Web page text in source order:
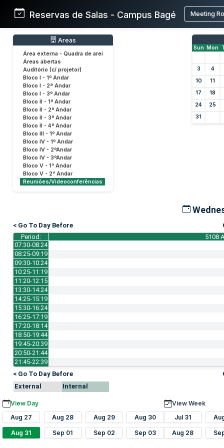
Reservas de Salas - Campus Bagé Meeting
Areas
Área externa - Quadra de arei
Áreas abertas
Auditório (c/ projetor)
Bloco I - 1º Andar
Bloco I - 2ª Andar
Bloco I - 3º Andar
Bloco II - 1º Andar
Bloco II - 2º Andar
Bloco II - 3º Andar
Bloco II - 4º Andar
Bloco III - 1º Andar
Bloco IV - 1º Andar
Bloco IV - 2ºAndar
Bloco IV - 3ºAndar
Bloco V - 1° Andar
Bloco V - 2° Andar
Reuniões/Videoconferências
Sun Mon
3
4
10
11
17
18
24
25
31
< Go To Day Before
Period:
5108
07:30-08:24
08:25-09:19
09:30-10:24
10:25-11:19
11:20-12:15
13:30-14:24
14:25-15:19
15:30-16:24
16:25-17:19
17:20-18:14
18:50-19:44
19:45-20:39
20:50-21:44
21:45-22:39
< Go To Day Before
External
Internal
View Day
Aug 27
Aug 28 Aug 29 Aug 30
Aug 31 Sep 01 Sep 02 Sep 03
View Week
Jul 31
Aug 28